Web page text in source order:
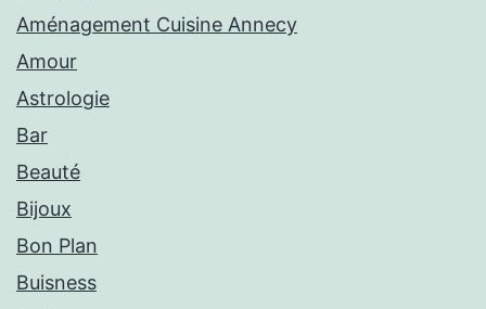
Aménagement Cuisine Annecy
Amour
Astrologie
Bar
Beauté
Bijoux
Bon Plan
Buisness